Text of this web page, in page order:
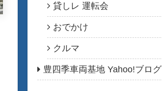
貸しレ 運転会
おでかけ
クルマ
豊四季車両基地 Yahoo!ブログ